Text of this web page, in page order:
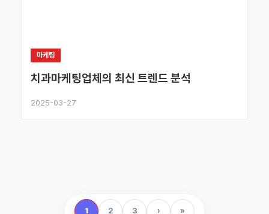
마케팅
치과마케팅업체의 최신 트렌드 분석
2025-03-27
1 2 3 › »